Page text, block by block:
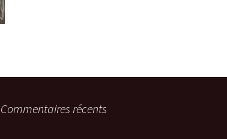
Commentaires récents